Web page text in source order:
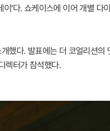
’다. 쇼케이스에 이어 개별 다
했다. 발표에는 더 코얼리션
렉터가 참석했다.